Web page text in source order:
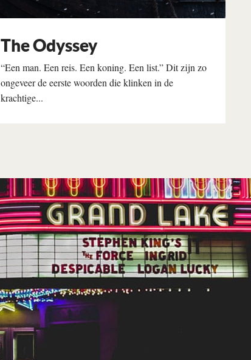
The Odyssey
“Een man. Een reis. Een koning. Een list.” Dit zijn zo
ongeveer de eerste woorden die klinken in de
krachtige...